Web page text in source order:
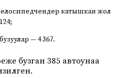
катышкан жол
— 4 367.
бузган 385 автоунаа